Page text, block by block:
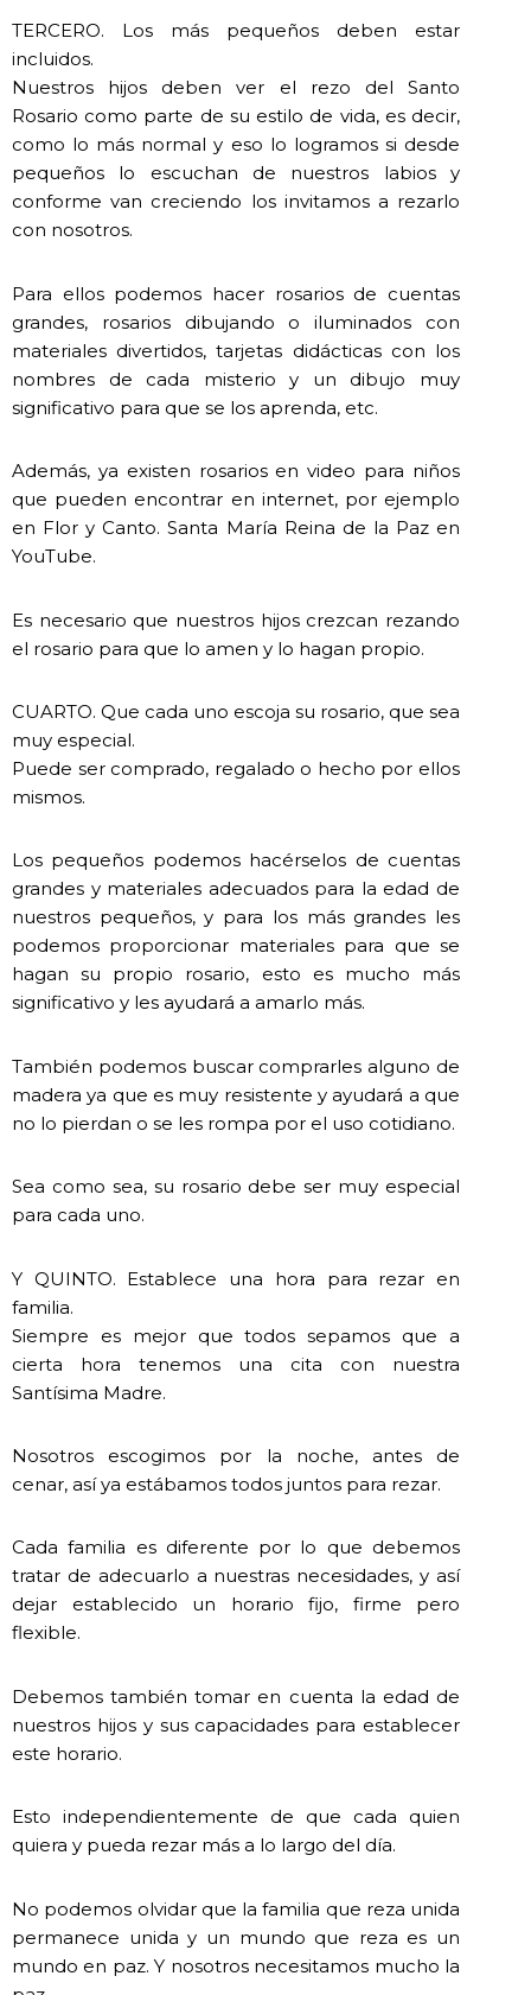
TERCERO. Los más pequeños deben estar
incluidos.
Nuestros hijos deben ver el rezo del Santo
Rosario como parte de su estilo de vida, es decir,
como lo más normal y eso lo logramos si desde
pequeños lo escuchan de nuestros labios y
conforme van creciendo los invitamos a rezarlo
con nosotros.
Para ellos podemos hacer rosarios de cuentas
grandes, rosarios dibujando o iluminados con
materiales divertidos, tarjetas didácticas con los
nombres de cada misterio y un dibujo muy
significativo para que se los aprenda, etc.
Además, ya existen rosarios en video para niños
que pueden encontrar en internet, por ejemplo
en Flor y Canto. Santa María Reina de la Paz en
YouTube.
Es necesario que nuestros hijos crezcan rezando
el rosario para que lo amen y lo hagan propio.
CUARTO. Que cada uno escoja su rosario, que sea
muy especial.
Puede ser comprado, regalado o hecho por ellos
mismos.
Los pequeños podemos hacérselos de cuentas
grandes y materiales adecuados para la edad de
nuestros pequeños, y para los más grandes les
podemos proporcionar materiales para que se
hagan su propio rosario, esto es mucho más
significativo y les ayudará a amarlo más.
También podemos buscar comprarles alguno de
madera ya que es muy resistente y ayudará a que
no lo pierdan o se les rompa por el uso cotidiano.
Sea como sea, su rosario debe ser muy especial
para cada uno.
Y QUINTO. Establece una hora para rezar en
familia.
Siempre es mejor que todos sepamos que a
cierta hora tenemos una cita con nuestra
Santísima Madre.
Nosotros escogimos por la noche, antes de
cenar, así ya estábamos todos juntos para rezar.
Cada familia es diferente por lo que debemos
tratar de adecuarlo a nuestras necesidades, y así
dejar establecido un horario fijo, firme pero
flexible.
Debemos también tomar en cuenta la edad de
nuestros hijos y sus capacidades para establecer
este horario.
Esto independientemente de que cada quien
quiera y pueda rezar más a lo largo del día.
No podemos olvidar que la familia que reza unida
permanece unida y un mundo que reza es un
mundo en paz. Y nosotros necesitamos mucho la